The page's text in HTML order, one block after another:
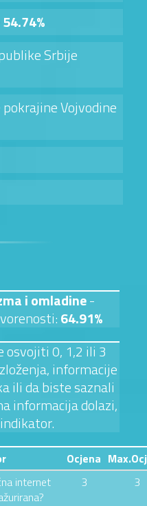
54.74%
Srbije
Vojvodine
i omladine-
64.91%
osvojiti 0, 1,2 ili 3
informacije
ili da biste saznali
informacija dolazi,
Ocjena
internet
3 3